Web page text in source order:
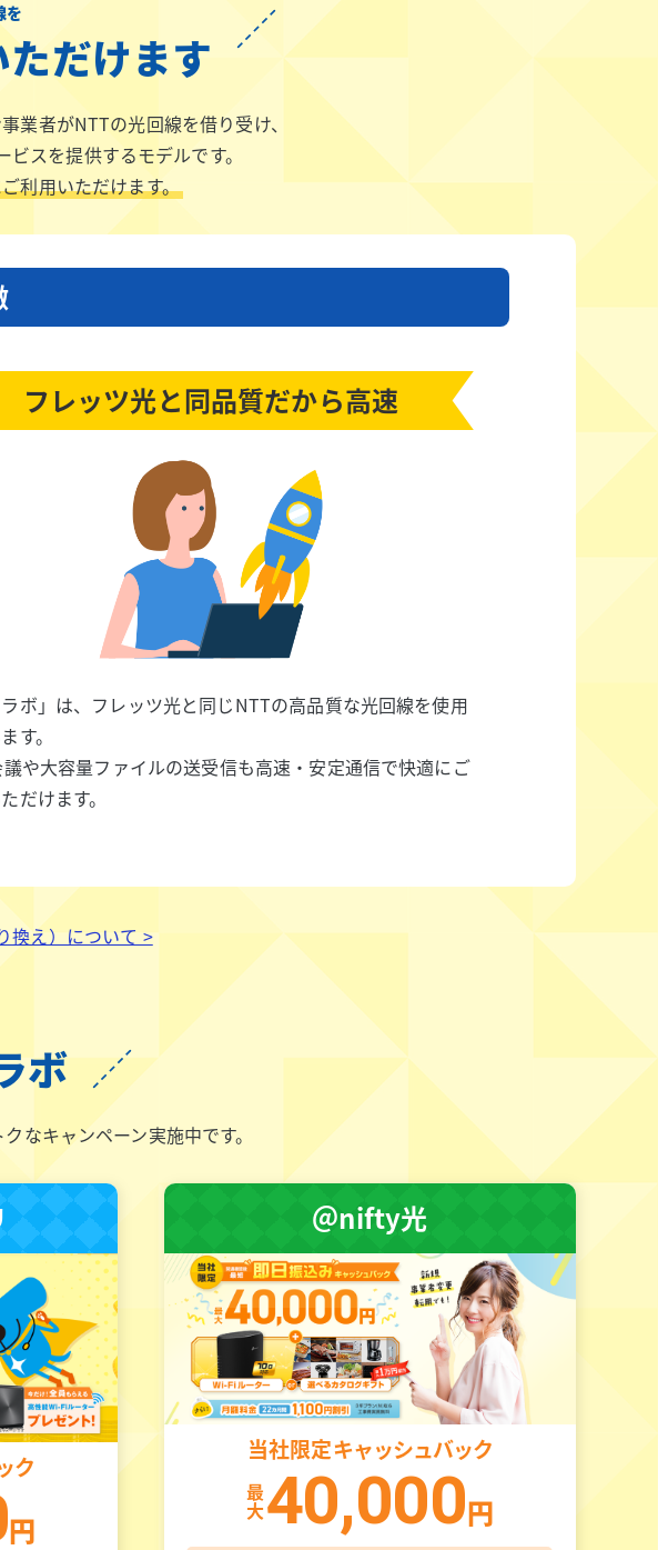
を
だけます
業者がNTTの光回線を借り受け、
スを提供するモデルです。
利用いただけます。
フレッツ光と同品質だから高速
ラボ」は、フレッツ光と同じNTTの高品質な光回線を使用
す。
議や大容量ファイルの送受信も高速・安定通信で快適にご
だけます。
換え）について >
ボ
なキャンペーン実施中です。
ク
円
＠nifty光
当社限定キャッシュバック
最
大40,000 円